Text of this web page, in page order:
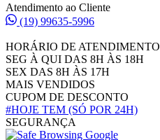
Atendimento ao Cliente
(19) 99635-5996
HORÁRIO DE ATENDIMENTO
SEG À QUI DAS 8H ÀS 18H
SEX DAS 8H ÀS 17H
MAIS VENDIDOS
CUPOM DE DESCONTO
#HOJE TEM (SÓ POR 24H)
SEGURANÇA